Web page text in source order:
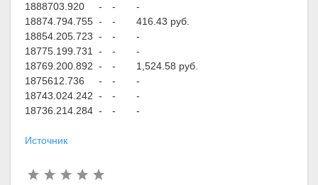
1888703.920 - -
-
18874.794.755 - -
416.43 руб.
18854.205.723 - -
-
18775.199.731 - -
-
18769.200.892 - -
1,524.58 руб.
1875612.736 - -
-
18743.024.242 - -
-
18736.214.284 - - -
Источник